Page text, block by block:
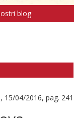
blog
15/04/2016, pag. 241